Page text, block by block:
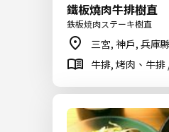
鐵板燒肉牛排樹直
鉄板焼肉ステーキ樹直
三宮, 神戶, 兵庫縣
牛排, 烤肉、牛